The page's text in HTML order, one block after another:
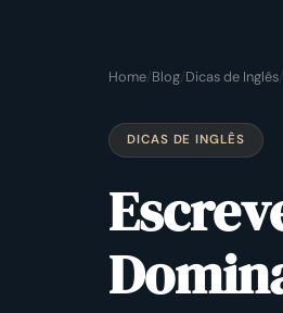
Home Blog Dicas de Inglês
DICAS DE INGLÊS